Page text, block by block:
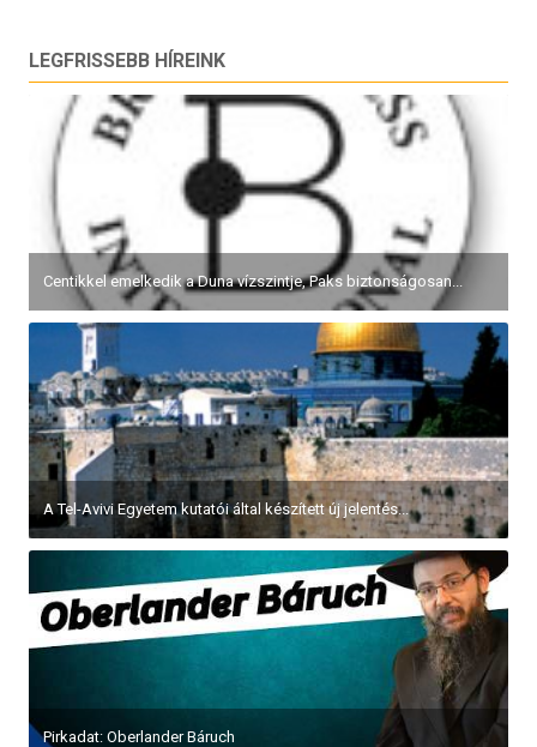
LEGFRISSEBB HÍREINK
Centikkel emelkedik a Duna vízszintje, Paks biztonságosan...
A Tel-Avivi Egyetem kutatói által készített új jelentés...
Pirkadat: Oberlander Báruch